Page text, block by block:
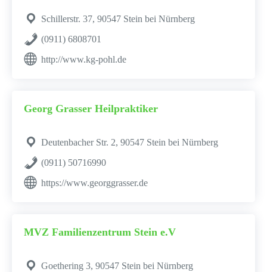
Schillerstr. 37, 90547 Stein bei Nürnberg
(0911) 6808701
http://www.kg-pohl.de
Georg Grasser Heilpraktiker
Deutenbacher Str. 2, 90547 Stein bei Nürnberg
(0911) 50716990
https://www.georggrasser.de
MVZ Familienzentrum Stein e.V
Goethering 3, 90547 Stein bei Nürnberg